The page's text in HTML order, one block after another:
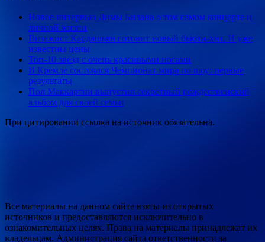
Новое интервью Димы Билана о том самом концерте и
личной жизни
Визажист Кардашьян готовит новый бьюти-хит. И уже
известны цены
Топ-10 звёзд с очень красивыми ногами
В Кремле состоялся Чемпионат мира по шоу: первые
результаты
Пол Маккартни выпустил секретный рождественский
альбом для своей семьи
При цитировании ссылка на источник обязательна.
Все материалы на данном сайте взяты из открытых
источников и предоставляются исключительно в
ознакомительных целях. Права на материалы принадлежат их
владельцам. Администрация сайта ответственности за